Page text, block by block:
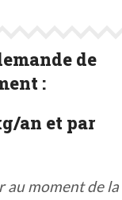
de
:
an et par
au moment de la